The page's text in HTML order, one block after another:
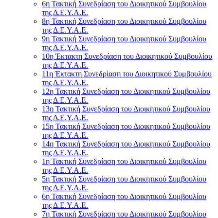
6η Τακτική Συνεδρίαση του Διοικητικού Συμβουλίου
της Δ.Ε.Υ.Α.Ε.
8η Τακτική Συνεδρίαση του Διοικητικού Συμβουλίου
της Δ.Ε.Υ.Α.Ε.
9η Τακτική Συνεδρίαση του Διοικητικού Συμβουλίου
της Δ.Ε.Υ.Α.Ε.
10η Έκτακτη Συνεδρίαση του Διοικητικού Συμβουλίου
της Δ.Ε.Υ.Α.Ε.
11η Έκτακτη Συνεδρίαση του Διοικητικού Συμβουλίου
της Δ.Ε.Υ.Α.Ε.
12η Τακτική Συνεδρίαση του Διοικητικού Συμβουλίου
της Δ.Ε.Υ.Α.Ε.
13η Τακτική Συνεδρίαση του Διοικητικού Συμβουλίου
της Δ.Ε.Υ.Α.Ε.
15η Τακτική Συνεδρίαση του Διοικητικού Συμβουλίου
της Δ.Ε.Υ.Α.Ε.
14η Τακτική Συνεδρίαση του Διοικητικού Συμβουλίου
της Δ.Ε.Υ.Α.Ε.
1η Τακτική Συνεδρίαση του Διοικητικού Συμβουλίου
της Δ.Ε.Υ.Α.Ε.
5η Τακτική Συνεδρίαση του Διοικητικού Συμβουλίου
της Δ.Ε.Υ.Α.Ε.
6η Τακτική Συνεδρίαση του Διοικητικού Συμβουλίου
της Δ.Ε.Υ.Α.Ε.
7η Τακτική Συνεδρίαση του Διοικητικού Συμβουλίου